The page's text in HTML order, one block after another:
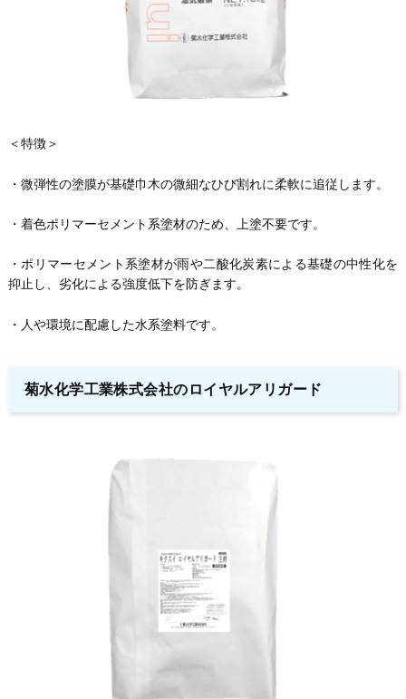
＜特徴＞
・微弾性の塗膜が基礎巾木の微細なひび割れに柔軟に追従します。
・着色ポリマーセメント系塗材のため、上塗不要です。
・ポリマーセメント系塗材が雨や二酸化炭素による基礎の中性化を
抑止し、劣化による強度低下を防ぎます。
・人や環境に配慮した水系塗料です。
菊水化学工業株式会社のロイヤルアリガード